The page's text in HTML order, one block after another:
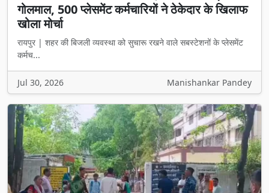
गोलमाल, 500 प्लेसमेंट कर्मचारियों ने ठेकेदार के खिलाफ
खोला मोर्चा
रायपुर | शहर की बिजली व्यवस्था को सुचारू रखने वाले सबस्टेशनों के प्लेसमेंट
कर्मच...
Jul 30, 2026 Manishankar Pandey